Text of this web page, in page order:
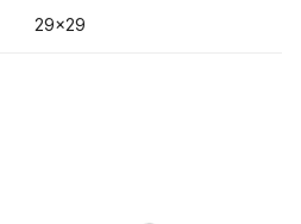
29x29